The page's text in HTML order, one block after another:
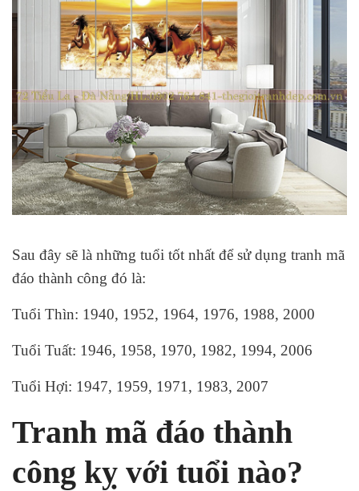
Sau đây sẽ là những tuổi tốt nhất để sử dụng tranh mã
đáo thành công đó là:
Tuổi Thìn: 1940, 1952, 1964, 1976, 1988, 2000
Tuổi Tuất: 1946, 1958, 1970, 1982, 1994, 2006
Tuổi Hợi: 1947, 1959, 1971, 1983, 2007
Tranh mã đáo thành
công kỵ với tuổi nào?